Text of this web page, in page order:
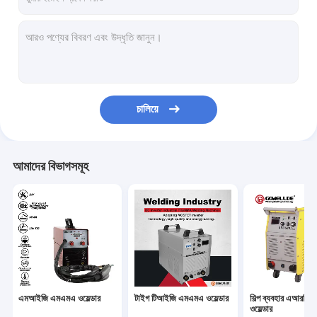
চালিয়ে
আমাদের বিভাগসমূহ
এমআইজি এমএমএ ওয়েল্ডার টাইগ টিআইজি এমএমএ ওয়েল্ডার
শিল্প ব্যবহার এআরসি
ওয়েল্ডার